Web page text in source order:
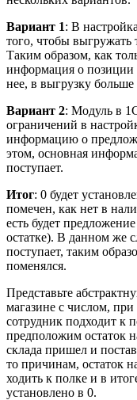
Вариант 1: В
того, чтобы выгружать
Таким образом, как
информация о позиции
нее, в выгрузку больше
Вариант 2: Модуль в
ограничений в
информацию о
этом, основная
поступает.
Итог: 0 будет
помечен, как нет в
есть будет
остатке). В данном же
поступает, таким
поменялся.
Представьте
магазине с числом, при
сотрудник подходит к
предположим остаток
склада пришел и
то причинам, остаток
ходить к полке и в
установлено в 0.